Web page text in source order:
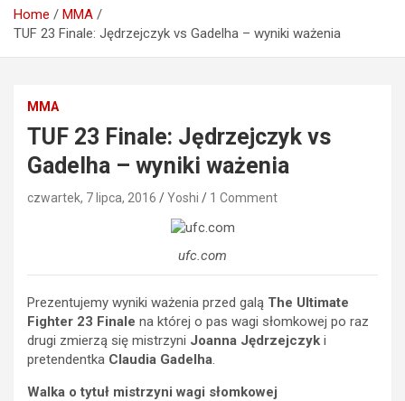
Home
MMA
TUF 23 Finale: Jędrzejczyk vs Gadelha – wyniki ważenia
MMA
TUF 23 Finale: Jędrzejczyk vs
Gadelha – wyniki ważenia
czwartek, 7 lipca, 2016 Yoshi 1 Comment
ufc.com
Prezentujemy wyniki ważenia przed galą The Ultimate
Fighter 23 Finale na której o pas wagi słomkowej po raz
drugi zmierzą się mistrzyni Joanna Jędrzejczyk i
pretendentka Claudia Gadelha.
Walka o tytuł mistrzyni wagi słomkowej